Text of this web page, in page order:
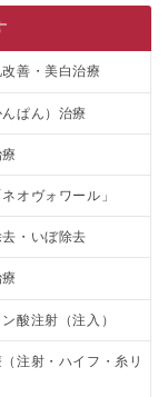
改善・美白治療
ぱん）治療
オヴォワール」
・いぼ除去
酸注射（注入）
注射・ハイフ・糸リ